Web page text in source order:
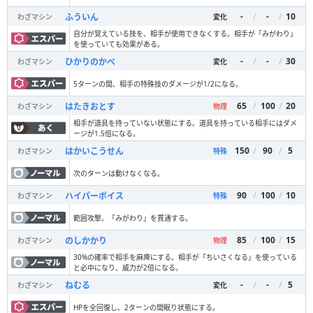
わざマシン ふういん 変化 - / - / 10
自分が覚えている技を、相手が使用できなくする。相手が「みがわり」
を使っていても効果がある。
わざマシン
ひかりのかべ 変化 - / - / 30
5ターンの間、相手の特殊技のダメージが1/2になる。
わざマシン はたきおとす 物理 65 / 100 / 20
相手が道具を持っていない状態にする。道具を持っている相手にはダメ
ージが1.5倍になる。
わざマシン
はかいこうせん 特殊 150 / 90 / 5
次のターンは動けなくなる。
わざマシン ハイパーボイス 特殊 90 / 100 / 10
範囲攻撃。「みがわり」を貫通する。
わざマシン のしかかり 物理 85 / 100 / 15
30%の確率で相手を麻痺にする。相手が「ちいさくなる」を使っている
と必中になり、威力が2倍になる。
わざマシン
ねむる 変化 - / - / 5
HPを全回復し、2ターンの間眠り状態にする。